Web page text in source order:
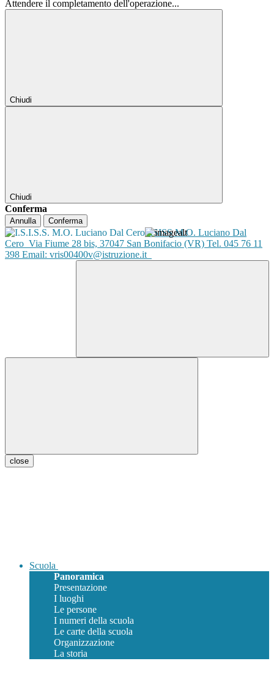
Attendere il completamento dell'operazione...
Chiudi
Chiudi
Conferma
Annulla Conferma
ISISS M.O. Luciano Dal
Cero Via Fiume 28 bis, 37047 San Bonifacio (VR) Tel. 045 76 11
398 Email: vris00400v@istruzione.it
close
Scuola
Panoramica
Presentazione
I luoghi
Le persone
I numeri della scuola
Le carte della scuola
Organizzazione
La storia